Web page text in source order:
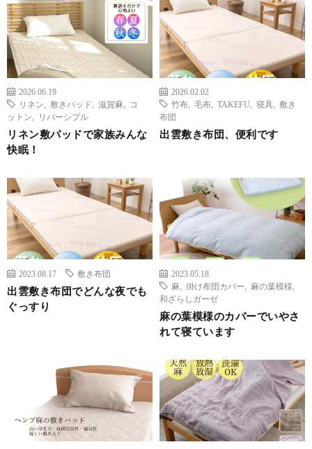
2026.06.19
リネン
敷きパッド 滋賀麻
コ
ットン
リバーシブル
リネン敷パッドで家族みんな
快眠！
2026.02.02
竹布
毛布 TAKEFU 寝具
敷き
布団
出雲敷き布団、便利です
2023.08.17 敷き布団
出雲敷き布団でどんな夜でも
ぐっすり
2023.05.18
麻
掛け布団カバー 麻の葉模様
和ざらしガーゼ
麻の葉模様のカバーでいやさ
れて寝ています